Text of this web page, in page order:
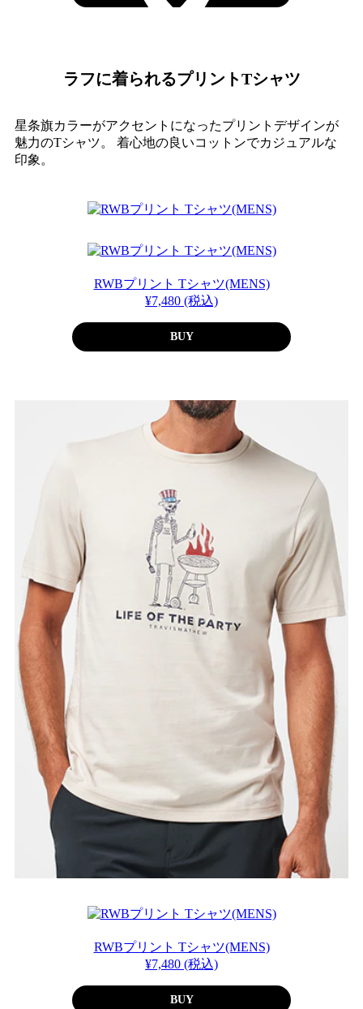
ラフに着られるプリントTシャツ
星条旗カラーがアクセントになったプリントデザインが
魅力のTシャツ。
着心地の良いコットンでカジュアルな
印象。
RWBプリント Tシャツ(MENS)
¥7,480 (税込)
BUY
RWBプリント Tシャツ(MENS)
¥7,480 (税込)
BUY